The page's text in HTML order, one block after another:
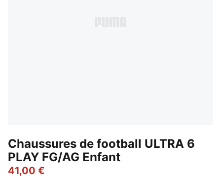
Chaussures de football ULTRA 6
PLAY FG/AG Enfant
41,00 €